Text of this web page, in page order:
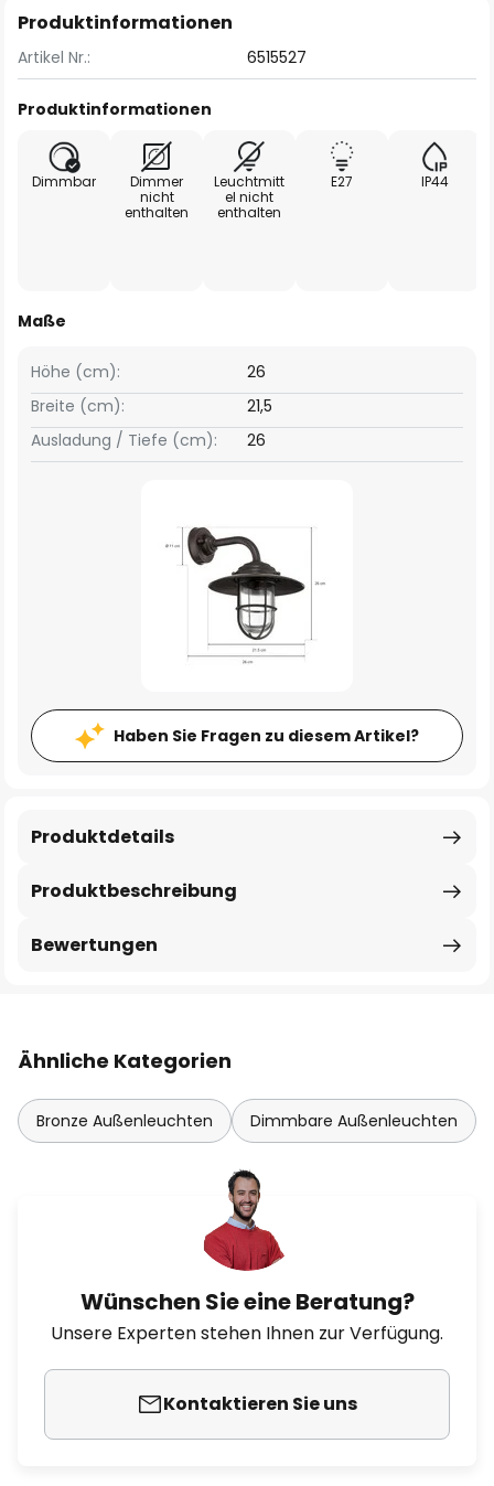
Produktinformationen
Artikel Nr.: 6515527
Produktinformationen
Dimmbar
Dimmer
nicht
enthalten
Leuchtmitt
el nicht
enthalten
E27
IP44
Maße
Breite (cm): 21,5
Höhe (cm): 26
Ausladung / Tiefe (cm): 26
Haben Sie Fragen zu diesem Artikel?
Produktbeschreibung
Produktdetails
Bewertungen
Ähnliche Kategorien
Bronze Außenleuchten Dimmbare Außenleuchten
Wünschen Sie eine Beratung?
Unsere Experten stehen Ihnen zur Verfügung.
Kontaktieren Sie uns